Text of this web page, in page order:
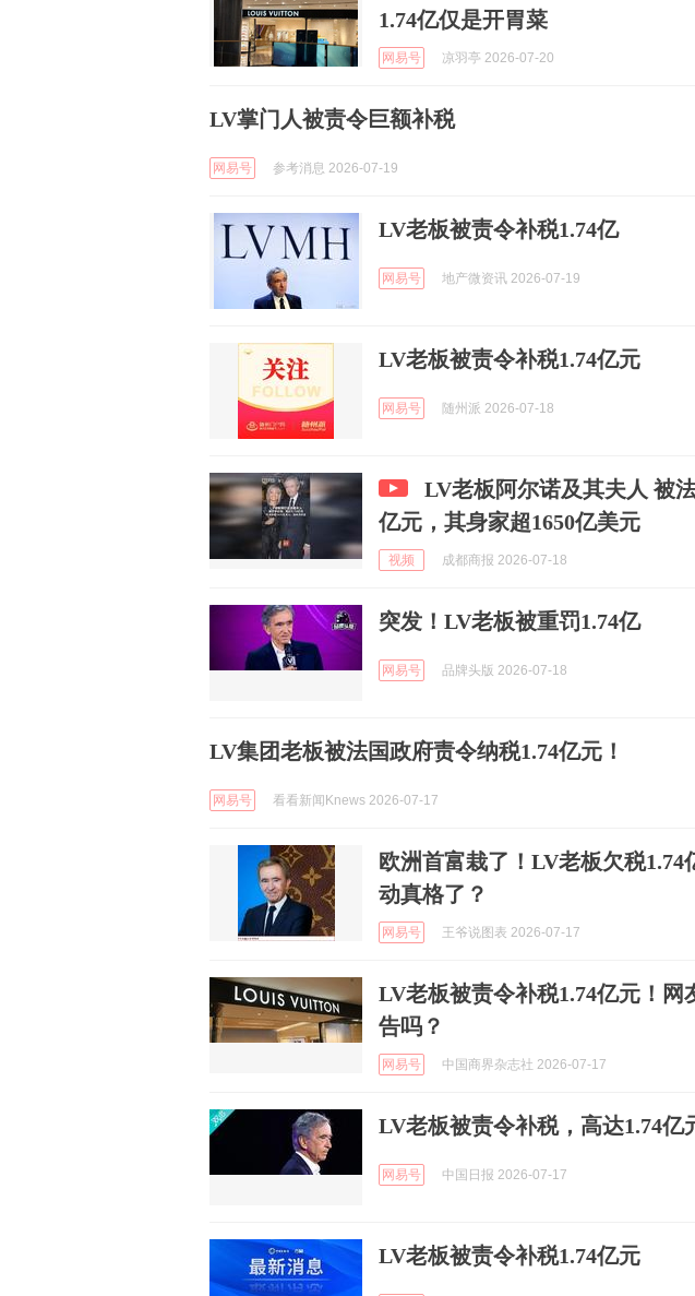
1.74亿仅是开胃菜
网易号 凉羽亭 2026-07-20
LV掌门人被责令巨额补税
网易号 参考消息 2026-07-19
LV老板被责令补税1.74亿
网易号 地产微资讯 2026-07-19
LV老板被责令补税1.74亿元
网易号 随州派 2026-07-18
LV老板阿尔诺及其夫人 被
亿元，其身家超1650亿美元
视频 成都商报 2026-07-18
突发！LV老板被重罚1.74亿
网易号 品牌头版 2026-07-18
LV集团老板被法国政府责令纳税1.74亿元！
网易号 看看新闻Knews 2026-07-17
欧洲首富栽了！LV老板欠税1.74
动真格了？
网易号 王爷说图表 2026-07-17
LV老板被责令补税1.74亿元！网
告吗？
网易号 中国商界杂志社 2026-07-17
LV老板被责令补税，高达1.74亿
网易号 中国日报 2026-07-17
LV老板被责令补税1.74亿元